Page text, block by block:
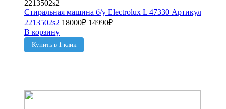
Стиральная машина б/у Electrolux L 47330 Артикул
2213502s2 18000₽ 14990₽
В корзину
Купить в 1 клик